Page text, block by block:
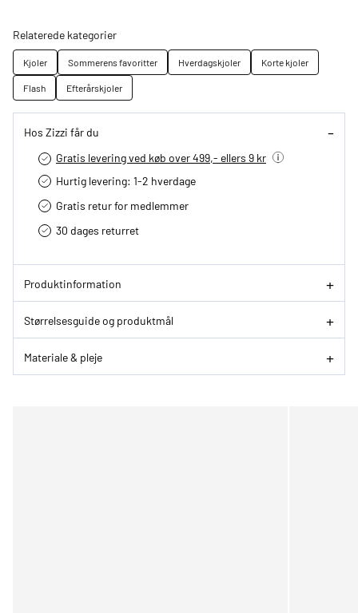
Relaterede kategorier
Kjoler Sommerens favoritter Hverdagskjoler
Korte kjoler
Flash
Efterårskjoler
Hos Zizzi får du
Gratis levering ved køb over 499,- ellers 9 kr
Hurtig levering­: 1-2 hverdage
Gratis retur for medlemmer
30 dages returret
Produktinformation
Størrelsesguide og produktmål
Materiale & pleje